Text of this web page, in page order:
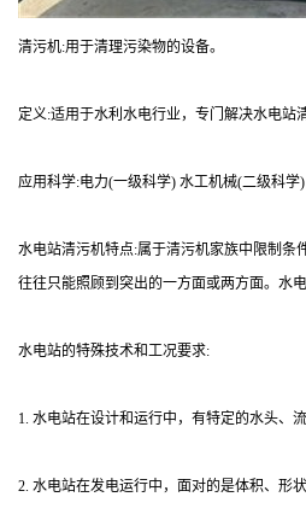
清污机:用于清理污染物的设备。
定义:适用于水利水电行业，专门解决水电站
应用科学:电力(一级科学) 水工机械(二级科学)
水电站清污机特点:属于清污机家族中限制条
往往只能照顾到突出的一方面或两方面。水
水电站的特殊技术和工况要求:
1. 水电站在设计和运行中，有特定的水头、
2. 水电站在发电运行中，面对的是体积、形